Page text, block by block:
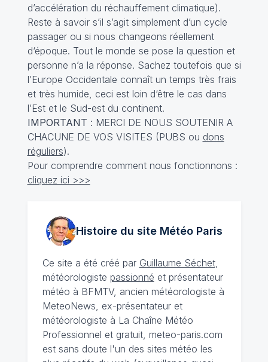
d’accélération du réchauffement climatique).
Reste à savoir s’il s’agit simplement d’un cycle
passager ou si nous changeons réellement
d‘époque. Tout le monde se pose la question et
personne n’a la réponse. Sachez toutefois que si
l’Europe Occidentale connaît un temps très frais
et très humide, ceci est loin d‘être le cas dans
l’Est et le Sud-est du continent.
IMPORTANT : MERCI DE NOUS SOUTENIR A
CHACUNE DE VOS VISITES (PUBS ou dons
réguliers).
Pour comprendre comment nous fonctionnons :
cliquez ici >>>
Histoire du site MétéoParis
Ce site a été créé par Guillaume Séchet,
météorologiste passionné et présentateur
météo à BFMTV, ancien météorologiste à
MeteoNews, ex-présentateur et
météorologiste à La Chaîne Météo
Professionnel et gratuit, meteo-paris.com
est sans doute l'un des sites météo les